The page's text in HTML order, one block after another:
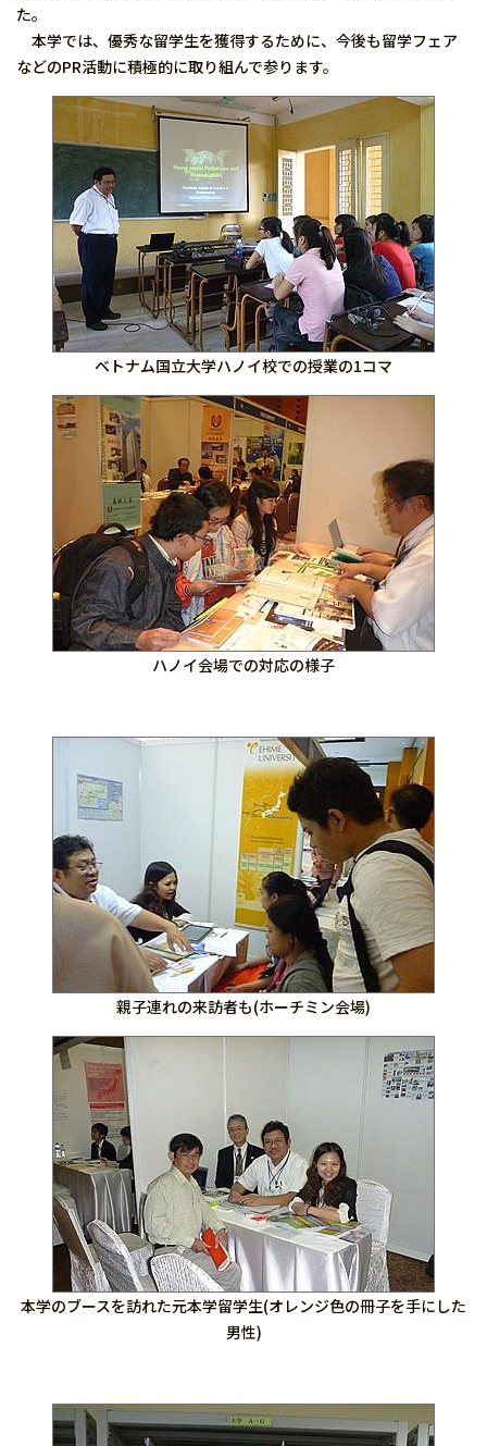
た。
本学では、優秀な留学生を獲得するために、今後も留学フェア
などのPR活動に積極的に取り組んで参ります。
ベトナム国立大学ハノイ校での授業の1コマ
ハノイ会場での対応の様子
親子連れの来訪者も(ホーチミン会場)
本学のブースを訪れた元本学留学生(オレンジ色の冊子を手にした
男性)